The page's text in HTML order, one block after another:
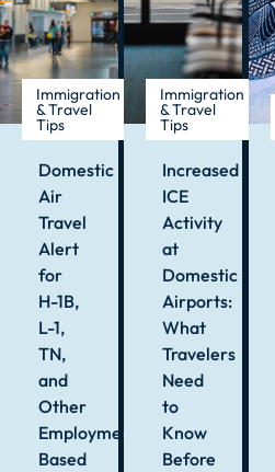
Immigration
& Travel
Tips
Domestic
Air
Travel
Alert
for
H-1B,
L-1,
TN,
and
Other
Employment-
Based
Immigration
& Travel
Tips
Increased
ICE
Activity
at
Domestic
Airports:
What
Travelers
Need
to
Know
Before